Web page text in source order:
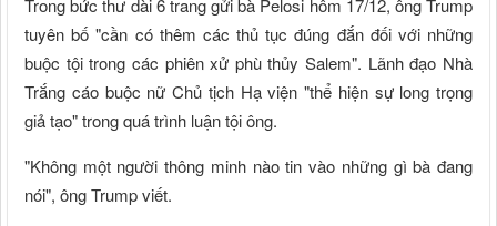
tuyên bố "cần có thêm các thủ tục đúng đắn đối với những
buộc tội trong các phiên xử phù thủy Salem". Lãnh đạo Nhà
Trắng cáo buộc nữ Chủ tịch Hạ viện "thể hiện sự long trọng
giả tạo" trong quá trình luận tội ông.
"Không một người thông minh nào tin vào những gì bà đang
nói", ông Trump viết.